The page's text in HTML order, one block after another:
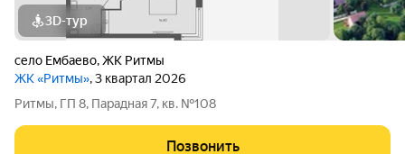
3D-тур
село Ембаево,ЖК Ритмы
ЖК «Ритмы», 3 квартал 2026
Ритмы, ГП 8, Парадная 7, кв. №108
Позвонить